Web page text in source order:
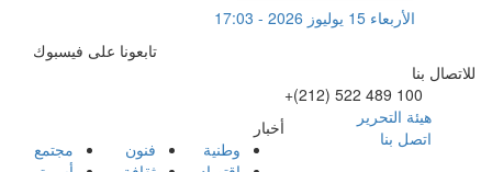
الأربعاء 15 يوليوز 2026 - 17:03
تابعونا على فيسبوك
للاتصال بنا
+(212) 522 489 100
هيئة التحرير
اتصل بنا
أخبار
وطنية
فنون
مجتمع